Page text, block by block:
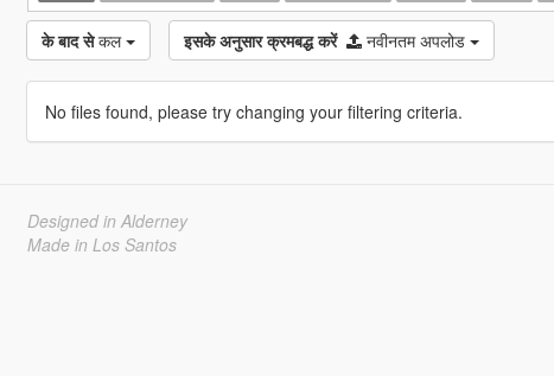
के बाद से कल इसके अनुसार क्रमबद्ध करें नवीनतम अपलोड
No files found, please try changing your filtering criteria.
Designed in Alderney
Made in Los Santos